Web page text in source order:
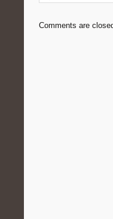
Comments are